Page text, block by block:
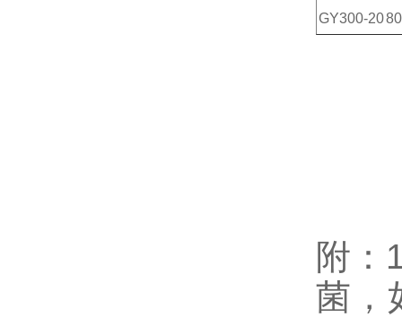
GY300-20
附：
菌，